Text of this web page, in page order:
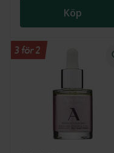
Köp
3 för 2